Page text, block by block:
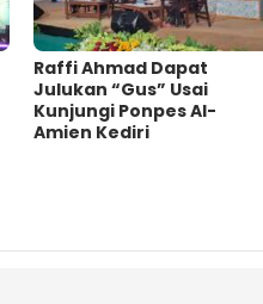
Raffi Ahmad Dapat
Julukan “Gus” Usai
Kunjungi Ponpes Al-
Amien Kediri